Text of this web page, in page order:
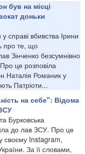
був на місці
доньки
справі вбивства Ірини
про те, що
Зінченко безсумнівно
це розповіла
Наталія Романик у
Патріоти...
на себе": Відома
Бурковська
до лав ЗСУ. Про це
своєму Instagram,
За її словами,